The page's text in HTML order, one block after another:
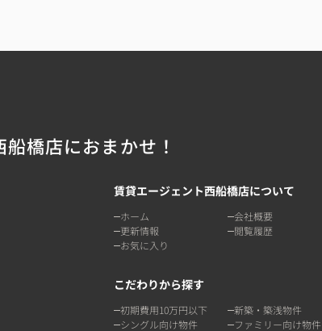
橋店におまかせ！
賃貸エージェント西船橋店について
ホーム 会社概要
更新情報
閲覧履歴
お気に入り
こだわりから探す
初期費用10万円以下 新築・築浅物件
シングル向け物件
ファミリー向け物件